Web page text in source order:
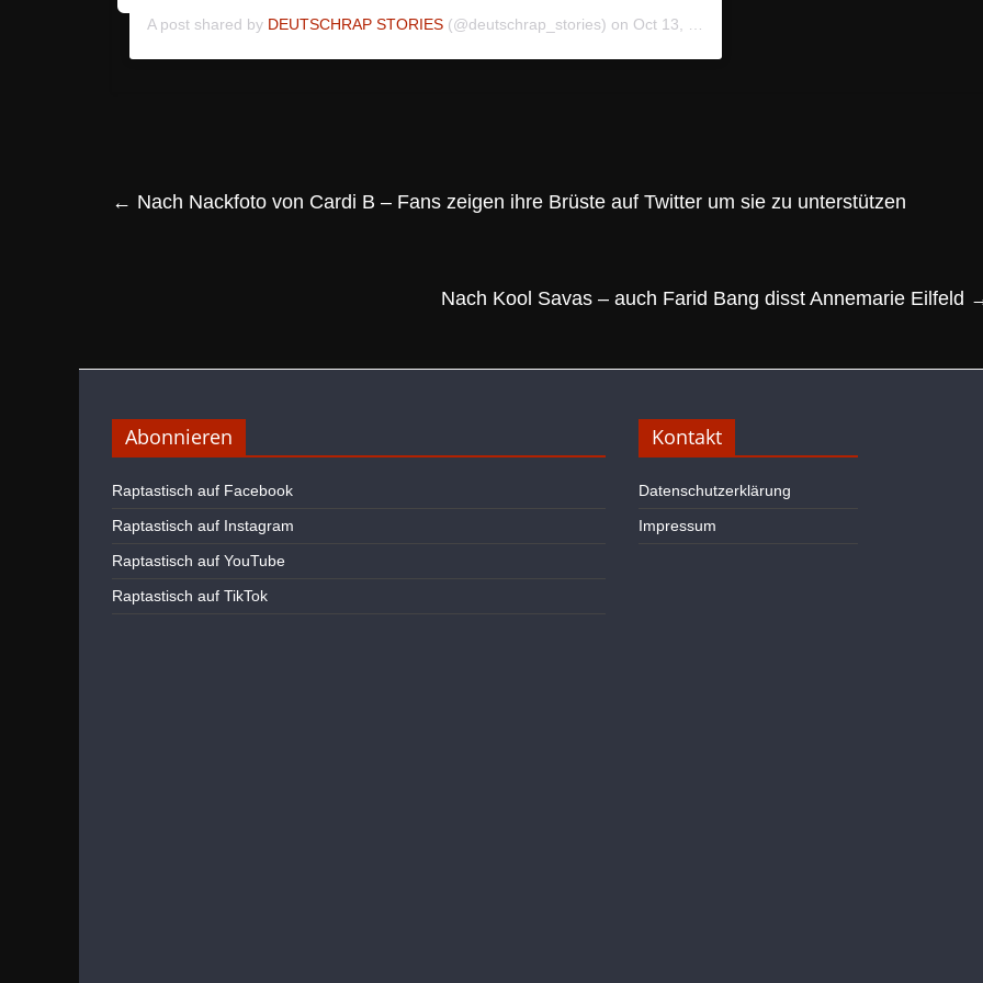
A post shared by DEUTSCHRAP STORIES (@deutschrap_stories) on Oct 13, 2020 at 4:31pm PDT
← Nach Nackfoto von Cardi B – Fans zeigen ihre Brüste auf Twitter um sie zu unterstützen
Nach Kool Savas – auch Farid Bang disst Annemarie Eilfeld
Abonnieren
Raptastisch auf Facebook
Raptastisch auf Instagram
Raptastisch auf YouTube
Raptastisch auf TikTok
Kontakt
Datenschutzerklärung
Impressum